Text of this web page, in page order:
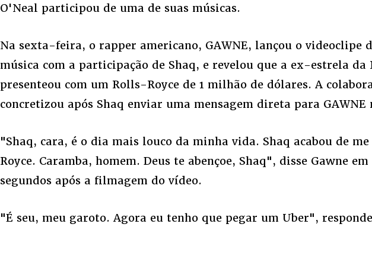
O'Neal participou de uma de suas músicas.
Na sexta-feira, o rapper americano, GAWNE, lançou o videoclipe
música com a participação de Shaq, e revelou que a ex-estrela da
presenteou com um Rolls-Royce de 1 milhão de dólares. A
concretizou após Shaq enviar uma mensagem direta para
"Shaq, cara, é o dia mais louco da minha vida. Shaq acabou de
Royce. Caramba, homem. Deus te abençoe, Shaq", disse Gawne
segundos após a filmagem do vídeo.
"É seu, meu garoto. Agora eu tenho que pegar um Uber",